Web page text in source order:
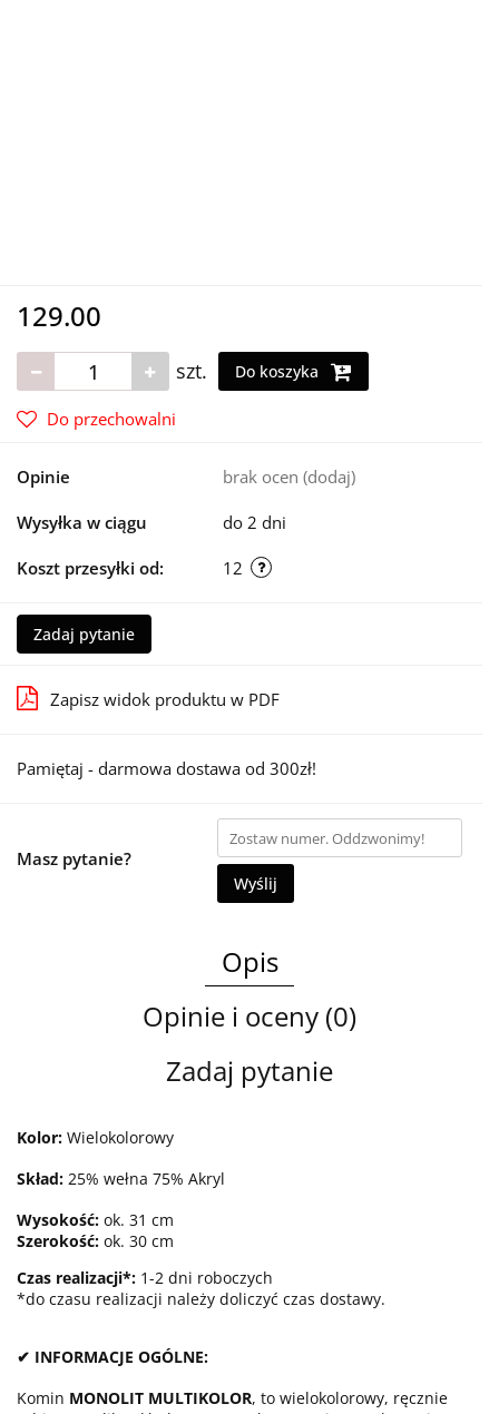
129.00
szt. Do koszyka
Do przechowalni
Opinie brak ocen (dodaj)
Wysyłka w ciągu do 2 dni
Koszt przesyłki od: 12
Zadaj pytanie
Zapisz widok produktu w PDF
Pamiętaj - darmowa dostawa od 300zł!
Masz pytanie?
Wyślij
Opis
Opinie i oceny (0)
Zadaj pytanie
Kolor: Wielokolorowy
Skład: 25% wełna 75% Akryl
Wysokość: ok. 31 cm
Szerokość: ok. 30 cm
Czas realizacji*: 1-2 dni roboczych
*do czasu realizacji należy doliczyć czas dostawy.
✔ INFORMACJE OGÓLNE:
Komin MONOLIT MULTIKOLOR, to wielokolorowy, ręcznie